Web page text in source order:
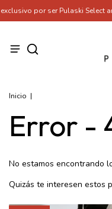
por ser Pulaski Select
Inicio |
Error -
No estamos encontrando
Quizás te interesen estos